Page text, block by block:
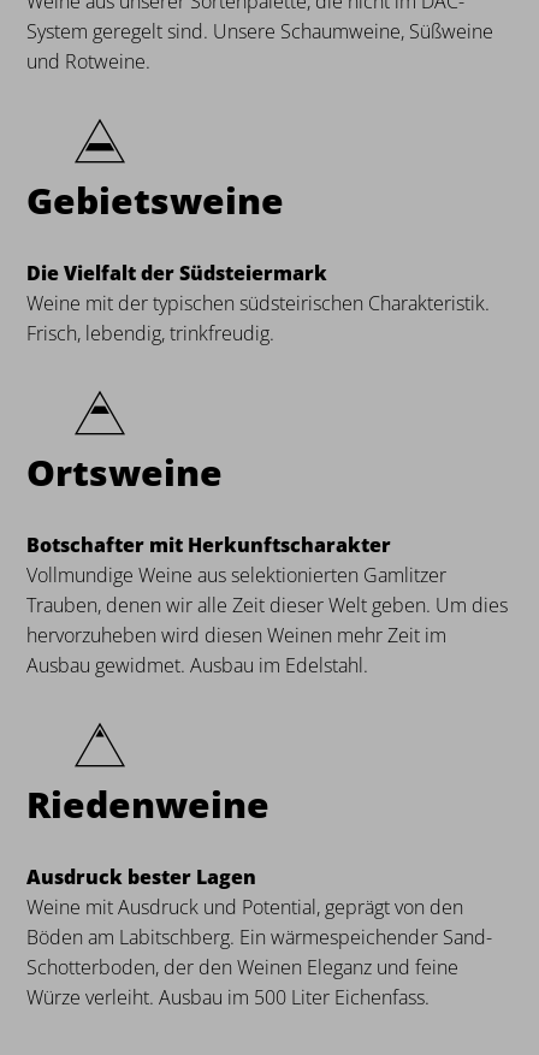
System geregelt sind. Unsere Schaumweine, Süßweine
und Rotweine.
Gebietsweine
Die Vielfalt der Südsteiermark
Weine mit der typischen südsteirischen Charakteristik.
Frisch, lebendig, trinkfreudig.
Ortsweine
Botschafter mit Herkunftscharakter
Vollmundige Weine aus selektionierten Gamlitzer
Trauben, denen wir alle Zeit dieser Welt geben. Um dies
hervorzuheben wird diesen Weinen mehr Zeit im
Ausbau gewidmet. Ausbau im Edelstahl.
Riedenweine
Ausdruck bester Lagen
Weine mit Ausdruck und Potential, geprägt von den
Böden am Labitschberg. Ein wärmespeichender Sand-
Schotterboden, der den Weinen Eleganz und feine
Würze verleiht. Ausbau im 500 Liter Eichenfass.